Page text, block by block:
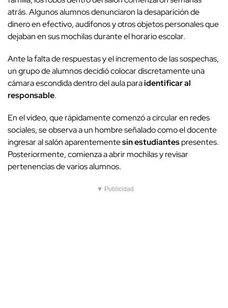
atrás. Algunos alumnos denunciaron la desaparición de
dinero en efectivo, audífonos y otros objetos personales que
dejaban en sus mochilas durante el horario escolar.
Ante la falta de respuestas y el incremento de las sospechas,
un grupo de alumnos decidió colocar discretamente una
cámara escondida dentro del aula paraidentificar al
responsable.
En el video, que rápidamente comenzó a circular en redes
sociales, se observa a un hombre señalado como el docente
ingresar al salón aparentementesin estudiantespresentes.
Posteriormente, comienza a abrir mochilas y revisar
pertenencias de varios alumnos.
▼ Publicidad